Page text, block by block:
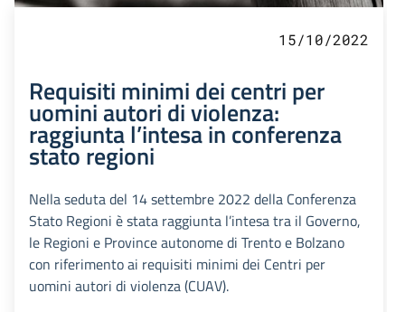
15/10/2022
Requisiti minimi dei centri per
uomini autori di violenza:
raggiunta l’intesa in conferenza
stato regioni
Nella seduta del 14 settembre 2022 della Conferenza
Stato Regioni è stata raggiunta l’intesa tra il Governo,
le Regioni e Province autonome di Trento e Bolzano
con riferimento ai requisiti minimi dei Centri per
uomini autori di violenza (CUAV).